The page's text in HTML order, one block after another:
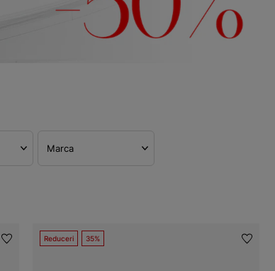
Marca
Reduceri 35%